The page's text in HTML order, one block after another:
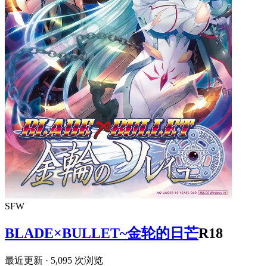
SFW
BLADE×BULLET~金轮的日芒R18
最近更新 · 5,095 次浏览